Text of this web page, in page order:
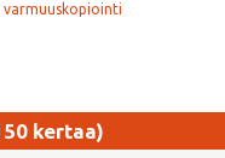
varmuuskopiointi
kertaa)